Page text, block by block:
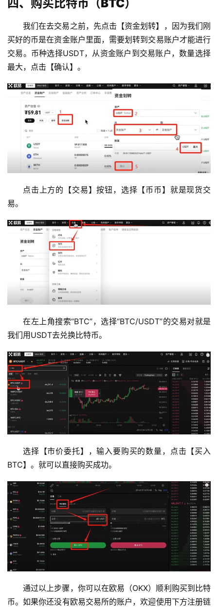
四、购买比特币（BTC）
我们在去交易之前，先点击【资金划转】，因为我们刚
买好的币是在资金账户里面，需要划转到交易账户才能进行
交易。币种选择USDT，从资金账户到交易账户，数量选择
最大，点击【确认】。
点击上方的【交易】按钮，选择【币币】就是现货交
易。
在左上角搜索“BTC”，选择“BTC/USDT”的交易对就是
我们用USDT去兑换比特币。
选择【市价委托】，输入要购买的数量，点击【买入
BTC】。就可以直接购买成功。
通过以上步骤，你可以在欧易（OKX）顺利购买到比特
币。如果你还没有欧易交易所的账户，欢迎使用下方注册链